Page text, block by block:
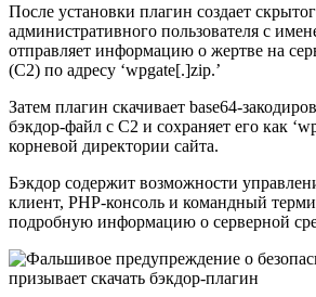
После установки плагин создает
административного пользователя с
отправляет информацию о жертве на
(C2) по адресу ‘wpgate[.]zip.’
Затем плагин скачивает base64-
бэкдор-файл с C2 и сохраняет его как
корневой директории сайта.
Бэкдор содержит возможности
клиент, PHP-консоль и командный
подробную информацию о серверной